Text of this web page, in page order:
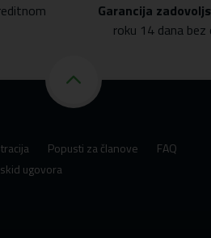
Garancija
roku 14 dana bez
Popusti za članove
FAQ
ugovora